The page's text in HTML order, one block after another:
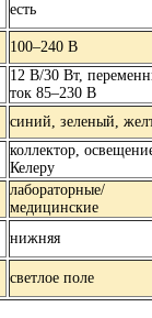
есть
100–240 В
12 В/30 Вт,
ток 85–230 В
синий, зеленый,
коллектор,
Келеру
лабораторные/
медицинские
нижняя
светлое поле